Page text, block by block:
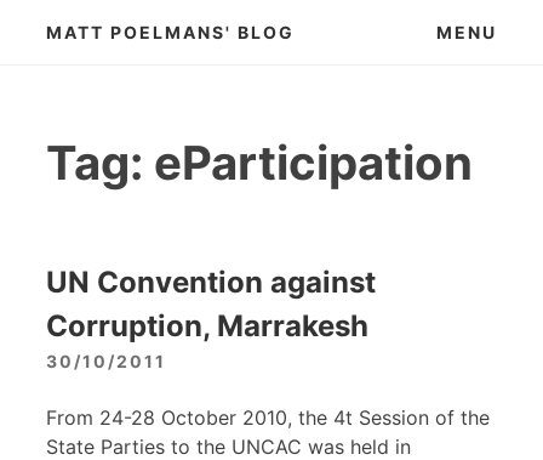
MATT POELMANS' BLOG MENU
Tag: eParticipation
UN Convention against
Corruption, Marrakesh
30/10/2011
From 24-28 October 2010, the 4t Session of the
State Parties to the UNCAC was held in